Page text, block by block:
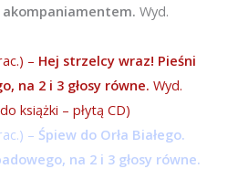
akompaniamentem. Wyd.
– Hej strzelcy wraz! Pieśni
na 2 i 3 głosy równe. Wyd.
książki – płytą CD)
– Śpiew do Orła Białego.
na 2 i 3 głosy równe.